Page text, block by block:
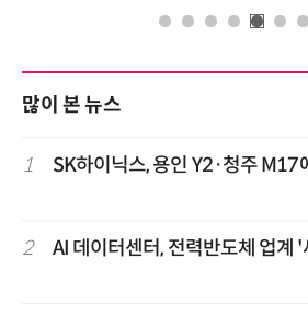
많이 본 뉴스
1 SK하이닉스, 용인 Y2·청주 M17
2 AI 데이터센터, 전력반도체 업계